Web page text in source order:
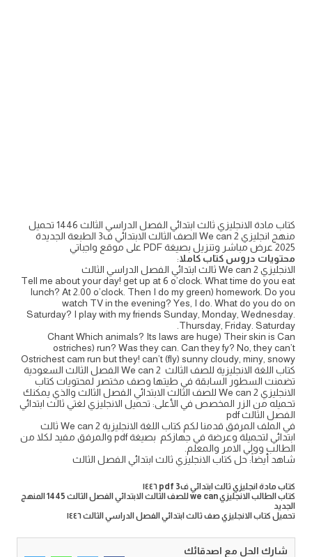
كتاب مادة الانجليزي ثالث ابتدائي الفصل الدراسي الثالث 1446 تحميل
منهج انجليزي We can 2 الصف الثالث الابتدائي ف3 الطبعة الجديدة
2025 عرض مباشر وتنزيل بصيغة PDF على موقع واجباتي
محتويات دروس كتاب كاملا:
الانجليزي We can 2 ثالث ابتدائي الفصل الدراسي الثالث
Tell me about your day! get up at 6 o’clock. What time do you eat
lunch? At 2.00 o’clock. Then I do my green) homework. Do you
watch TV in the evening? Yes, I do. What do you do on
Saturday? I play with my friends Sunday, Monday, Wednesday.
Thursday, Friday. Saturday.
Chant Which animals? Its laws are huge) Their skin is Can
ostriches) run? Was they can. Can they fy? No, they can’t
Ostrichest cam run but they! can’t (fly) sunny cloudy, miny, snowy
كتاب اللغة الانجليزية للصف الثالث We can 2 الفصل الثالث السعودية
تضمنت السطور السابقة في طيتها وصف مختصر لمحتويات كتاب
الانجليزي We can 2 للصف الثالث الابتدائي الفصل الثالث والذي يمكنك
تحميله من الزر المخصص في الأعلى: تحميل الانجليزي لغتي ثالث ابتدائي
الفصل الثالث pdf
في الملف المرفق قدمنا لكم كتاب اللغة الانجليزية We can 2 ثالث
ابتدائي لتحميلة وعرضة في جهازكم بصيغة pdf والمرفق مفيد لكلا من
الطالب وولي الامر والمعلم.
شاهد أيضاً: حل كتاب الانجليزي ثالث ابتدائي الفصل الثالث
كتاب مادة انجليزي ثالث ابتدائي ف3 pdf ١٤٤٦
كتاب الطالب الانجليزي we can للصف الثالث الابتدائي الفصل الثالث 1445 المنهج
الجديد
تحميل كتاب الانجليزي صف ثالث ابتدائي الفصل الدراسي الثالث ١٤٤٦
شارك الحل مع اصدقائك